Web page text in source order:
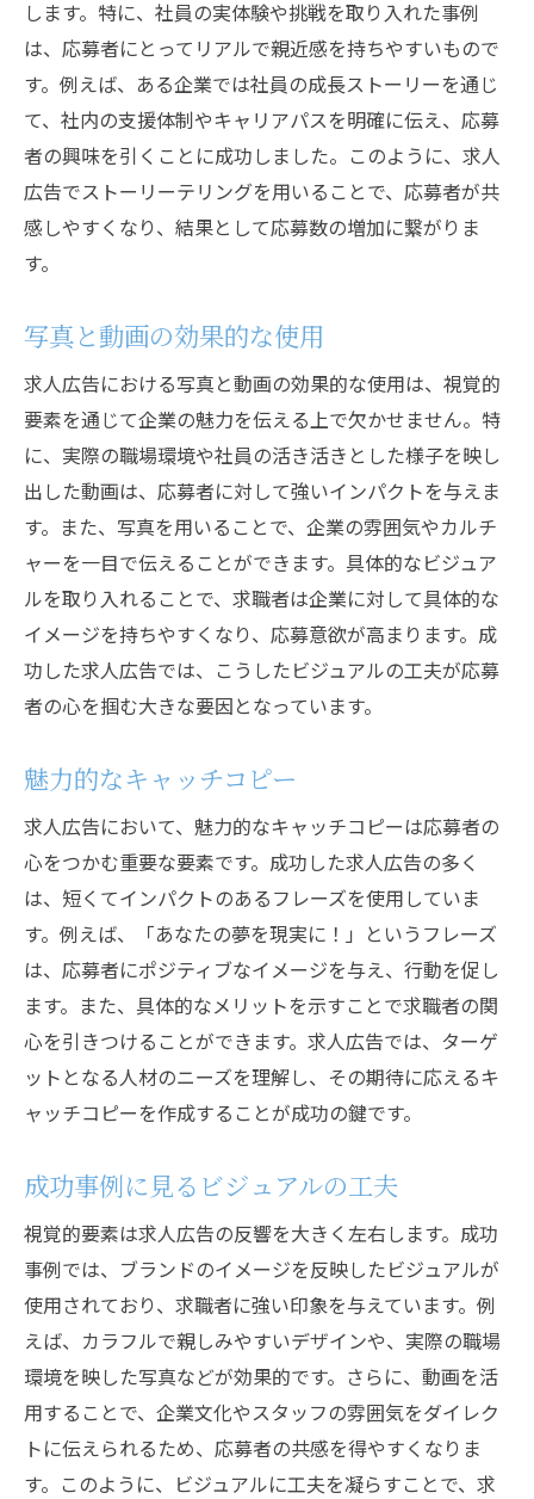
します。特に、社員の実体験や挑戦を取り入れた事例
は、応募者にとってリアルで親近感を持ちやすいもので
す。例えば、ある企業では社員の成長ストーリーを通じ
て、社内の支援体制やキャリアパスを明確に伝え、応募
者の興味を引くことに成功しました。このように、求人
広告でストーリーテリングを用いることで、応募者が共
感しやすくなり、結果として応募数の増加に繋がりま
す。
写真と動画の効果的な使用
求人広告における写真と動画の効果的な使用は、視覚的
要素を通じて企業の魅力を伝える上で欠かせません。特
に、実際の職場環境や社員の活き活きとした様子を映し
出した動画は、応募者に対して強いインパクトを与えま
す。また、写真を用いることで、企業の雰囲気やカルチ
ャーを一目で伝えることができます。具体的なビジュア
ルを取り入れることで、求職者は企業に対して具体的な
イメージを持ちやすくなり、応募意欲が高まります。成
功した求人広告では、こうしたビジュアルの工夫が応募
者の心を掴む大きな要因となっています。
魅力的なキャッチコピー
求人広告において、魅力的なキャッチコピーは応募者の
心をつかむ重要な要素です。成功した求人広告の多く
は、短くてインパクトのあるフレーズを使用していま
す。例えば、「あなたの夢を現実に！」というフレーズ
は、応募者にポジティブなイメージを与え、行動を促し
ます。また、具体的なメリットを示すことで求職者の関
心を引きつけることができます。求人広告では、ターゲ
ットとなる人材のニーズを理解し、その期待に応えるキ
ャッチコピーを作成することが成功の鍵です。
成功事例に見るビジュアルの工夫
視覚的要素は求人広告の反響を大きく左右します。成功
事例では、ブランドのイメージを反映したビジュアルが
使用されており、求職者に強い印象を与えています。例
えば、カラフルで親しみやすいデザインや、実際の職場
環境を映した写真などが効果的です。さらに、動画を活
用することで、企業文化やスタッフの雰囲気をダイレク
トに伝えられるため、応募者の共感を得やすくなりま
す。このように、ビジュアルに工夫を凝らすことで、求